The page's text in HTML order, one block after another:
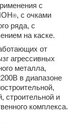
с
®, с очками
ряда, с
на каске.
от
агрессивных
металла,
в диапазоне
строительной и
комплекса.